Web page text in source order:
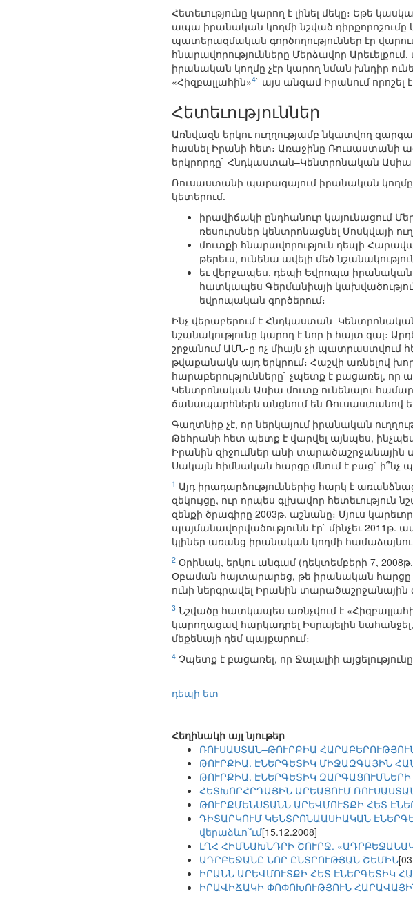
Հետեւությունը կարող է լինել մեկը։ Եթե
ապա իրանական կողմի նշված դիրքորոշումը
պատերազմական գործողություններ էր
հնարավորությունները Մերձավոր
իրանական կողմը չէր կարող նման խնդիր
«Հիզբալլահին»4` այս անգամ Իրանում որոշել
Հետեւություններ
Առնվազն երկու ուղղությամբ նկատվող
հասնել Իրանի հետ։ Առաջինը Ռուսաստանի
երկրորդը` Հնդկաստան–Կենտրոնական Ասիա
Ռուսաստանի պարագայում իրանական կողմը
կետերում.
իրավիճակի ընդհանուր կայունացում
ռեսուրսներ կենտրոնացնել Մոսկվայի
մուտքի հնարավորություն դեպի
թերեւս, ունենա ավելի մեծ
եւ վերջապես, դեպի Եվրոպա
հատկապես Գերմանիայի
եվրոպական գործերում։
Ինչ վերաբերում է
նշանակությունը կարող է նոր ի հայտ գալ։
շրջանում ԱՄՆ-ը ոչ միայն չի պատրաստվում
թվաքանակն այդ երկրում։ Հաշվի առնելով
հարաբերությունները` չպետք է բացառել,
Կենտրոնական Ասիա մուտք ունենալու համար
ճանապարհներն անցնում են Ռուսաստանով
Գաղտնիք չէ, որ ներկայում իրանական
Թեհրանի հետ պետք է վարվել այնպես,
Իրանին զիջումներ անի
Սակայն հիմնական հարցը մնում է բաց` ի՞նչ
1 Այդ իրադարձություններից հարկ է
զեկույցը, ուր որպես գլխավոր
զենքի ծրագիրը 2003թ. աշնանը։ Մյուս
պայմանավորվածությունն էր` մինչեւ
կլիներ առանց իրանական կողմի
2 Օրինակ, երկու անգամ (դեկտեմբերի 7,
Օբաման հայտարարեց, թե իրանական
ունի ներգրավել Իրանին տարածաշրջանային
3 Նշվածը հատկապես առնչվում է
կարողացավ հարկադրել Իսրայելին
մեքենայի դեմ պայքարում։
4 Չպետք է բացառել, որ Ջալալիի
դեպի ետ
Հեղինակի այլ նյութեր
ՌՈՒՍԱՍՏԱՆ–ԹՈՒՐՔԻԱ
ԹՈՒՐՔԻԱ. ԷՆԵՐԳԵՏԻԿ ՄԻՋԱԶԳԱՅԻՆ
ԹՈՒՐՔԻԱ. ԷՆԵՐԳԵՏԻԿ
ՀԵՏԽՈՐՀՐԴԱՅԻՆ ԱՐԵԱՅՈՒՄ
ԹՈՒՐՔՄԵՆՍՏԱՆՆ ԱՐԵՎՄՈՒՏՔԻ ՀԵՏ
ԴԻՏԱՐԿՈՒՄ ԿԵՆՏՐՈՆԱԱՍԻԱԿԱՆ
վերաձևո՞ւմ[15.12.2008]
ԼՂՀ ՀԻՄՆԱԽՆԴՐԻ ՇՈՒՐՋ.
ԱԴՐԲԵՋԱՆԸ ՆՈՐ ԸՆՏՐՈՒԹՅԱՆ ՇԵՄԻՆ
ԻՐԱՆՆ ԱՐԵՎՄՈՒՏՔԻ ՀԵՏ ԷՆԵՐԳԵՏԻԿ
ԻՐԱՎԻՃԱԿԻ ՓՈՓՈԽՈՒԹՅՈՒՆ